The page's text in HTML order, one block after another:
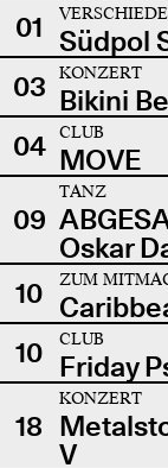
01 Südpol
03
KONZERT
Bikini
04
CLUB
MOVE
09
TANZ
Oskar
10
ZUM
10
CLUB
Friday
18
KONZERT
V